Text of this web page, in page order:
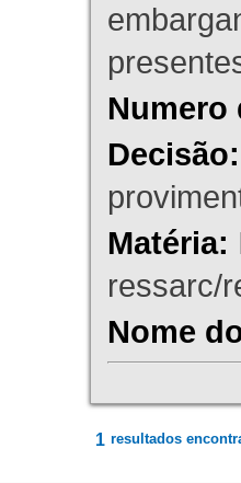
Numero
Decisão:
Matéria:
ressarc/
Nome
1 resultados